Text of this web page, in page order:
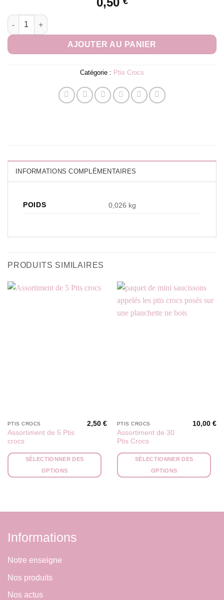
quantité de Ptis Crocs Sanglier
AJOUTER AU PANIER
Catégorie : Ptis Crocs
INFORMATIONS COMPLÉMENTAIRES
POIDS 0,026 kg
PRODUITS SIMILAIRES
PTIS CROCS
Assortiment de 5 Ptis
crocs
2,50€
SÉLECTIONNER DES
OPTIONS
PTIS CROCS
Assortiment de 30
Ptis Crocs
10,00€
SÉLECTIONNER DES
OPTIONS
Informations
Notre enseigne
Nos produits
Nos actus